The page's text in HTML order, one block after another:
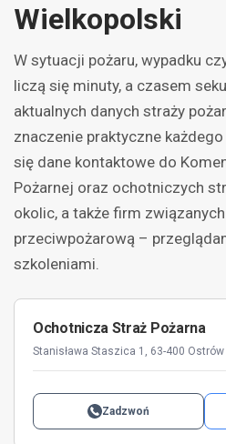
Wielkopolski
W sytuacji pożaru, wypadku
liczą się minuty, a czasem
aktualnych danych straży
znaczenie praktyczne
się dane kontaktowe do
Pożarnej oraz ochotniczych
okolic, a także firm
przeciwpożarową –
szkoleniami.
Ochotnicza Straż Pożarna
Stanisława Staszica 1, 63-400
Zadzwoń